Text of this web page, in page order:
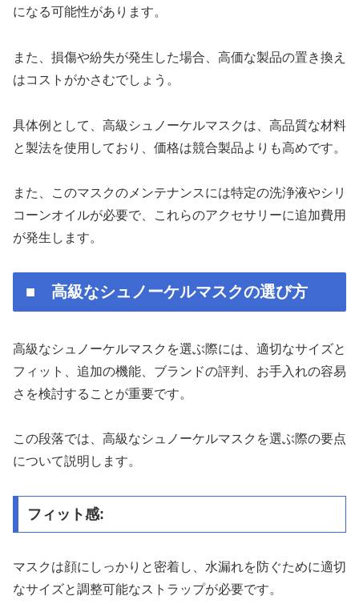
になる可能性があります。
また、損傷や紛失が発生した場合、高価な製品の置き換え
はコストがかさむでしょう。
具体例として、高級シュノーケルマスクは、高品質な材料
と製法を使用しており、価格は競合製品よりも高めです。
また、このマスクのメンテナンスには特定の洗浄液やシリ
コーンオイルが必要で、これらのアクセサリーに追加費用
が発生します。
■ 高級なシュノーケルマスクの選び方
高級なシュノーケルマスクを選ぶ際には、適切なサイズと
フィット、追加の機能、ブランドの評判、お手入れの容易
さを検討することが重要です。
この段落では、高級なシュノーケルマスクを選ぶ際の要点
について説明します。
フィット感:
マスクは顔にしっかりと密着し、水漏れを防ぐために適切
なサイズと調整可能なストラップが必要です。